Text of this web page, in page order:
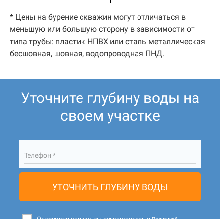
* Цены на бурение скважин могут отличаться в
меньшую или большую сторону в зависимости от
типа трубы: пластик НПВХ или сталь металлическая
бесшовная, шовная, водопроводная ПНД.
Уточните глубину воды на
своем участке
Телефон *
УТОЧНИТЬ ГЛУБИНУ ВОДЫ